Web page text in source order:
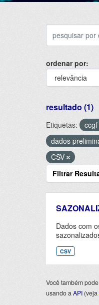
ordenar por
resultado (1)
Etiquetas:
ccgf
dados
CSV
Filtrar
Dados com
CSV
Você também
usando a API (veja